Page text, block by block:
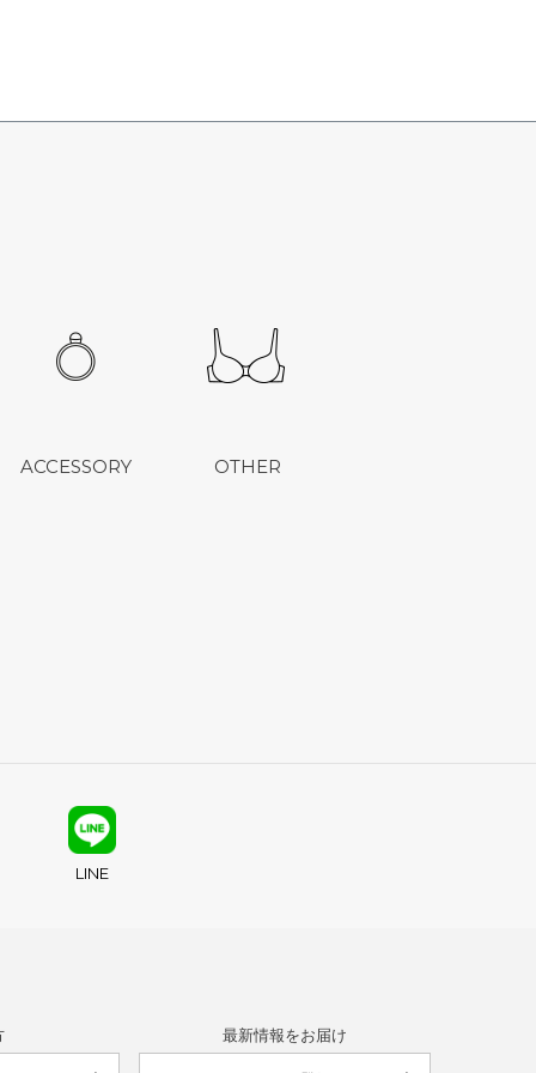
ACCESSORY OTHER
LINE
最新情報をお届け